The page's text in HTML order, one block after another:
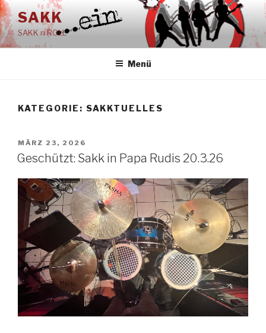
Zum
Inhalt
springen
SAKK
SAKK n ROLL
Menü
KATEGORIE: SAKKTUELLES
VERÖFFENTLICHT
AM
MÄRZ 23, 2026
Geschützt: Sakk in Papa Rudis 20.3.26